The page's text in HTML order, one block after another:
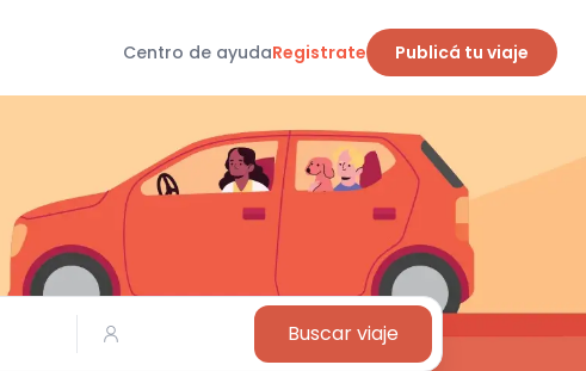
Centro de ayudaRegistrate Publicá tu viaje
Buscar viaje